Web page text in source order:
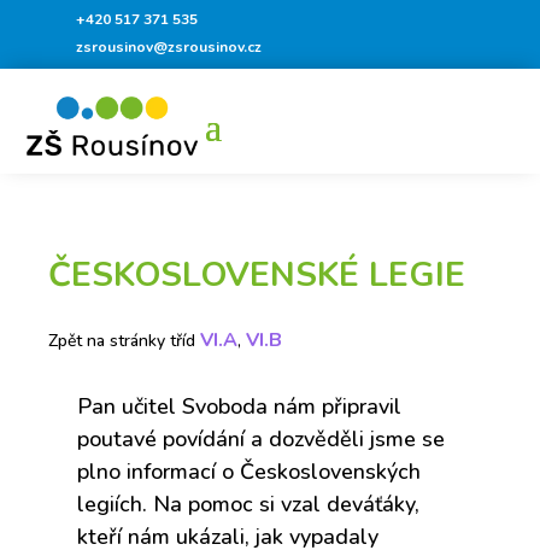
+420 517 371 535
zsrousinov@zsrousinov.cz
ČESKOSLOVENSKÉ LEGIE
Zpět na stránky tříd VI.A, VI.B
Pan učitel Svoboda nám připravil
poutavé povídání a dozvěděli jsme se
plno informací o Československých
legiích. Na pomoc si vzal deváťáky,
kteří nám ukázali, jak vypadaly